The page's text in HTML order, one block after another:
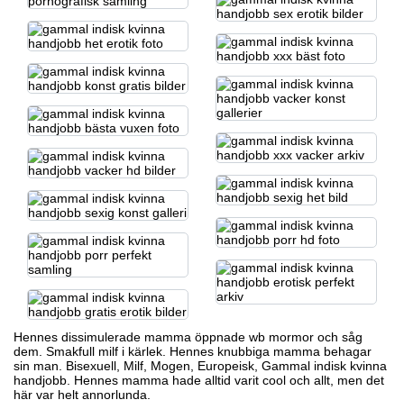
Hennes dissimulerade mamma öppnade wb mormor och såg
dem. Smakfull milf i kärlek. Hennes knubbiga mamma behagar
sin man. Bisexuell, Milf, Mogen, Europeisk, Gammal indisk kvinna
handjobb. Hennes mamma hade alltid varit cool och allt, men det
här var helt annorlunda.